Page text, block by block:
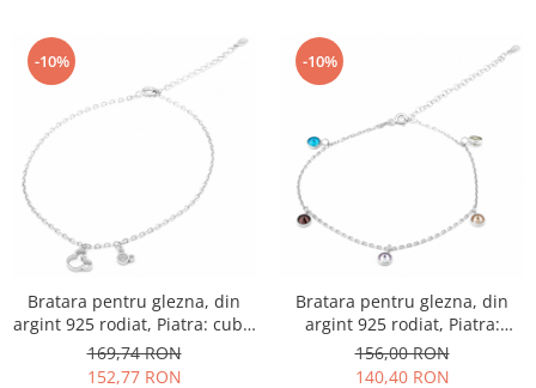
-10%
Bratara pentru glezna, din
argint 925 rodiat, Piatra: cubic
zirconia, Culoare:
transparenta, Sonis Silver
169,74 RON
152,77 RON
-10%
Bratara pentru glezna, din
argint 925 rodiat, Piatra:
zirconia fatetata, Culoare:
multicolor, Sonis Silver
156,00 RON
140,40 RON